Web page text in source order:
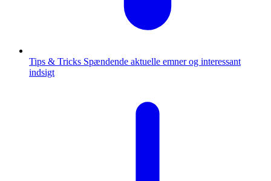
Tips & Tricks Spændende aktuelle emner og interessant
indsigt